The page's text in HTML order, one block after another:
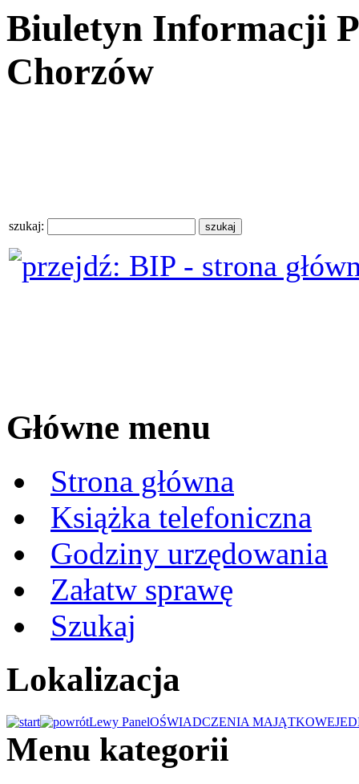
Biuletyn Informacji
Chorzów
szukaj:
Główne menu
Strona główna
Książka telefoniczna
Godziny urzędowania
Załatw sprawę
Szukaj
Lokalizacja
Lewy PanelOŚWIADCZENIA MAJĄTKOWE
Menu kategorii